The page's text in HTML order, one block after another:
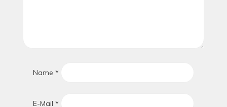
Name *
E-Mail *